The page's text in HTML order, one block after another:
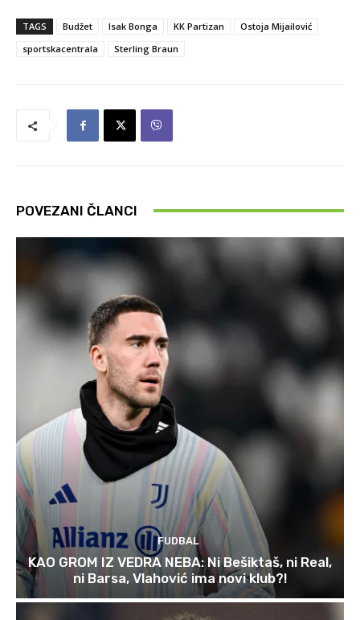
TAGS Budžet Isak Bonga KK Partizan
Ostoja Mijailović
sportskacentrala
Sterling Braun
POVEZANI ČLANCI
FUDBAL
KAO GROM IZ VEDRA NEBA: Ni Bešiktaš, ni Real,
ni Barsa, Vlahović ima novi klub?!